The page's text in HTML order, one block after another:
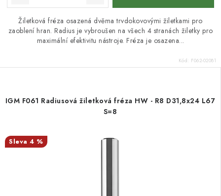
Žiletková fréza osazená dvěma trvdokovovými žiletkami pro
zaoblení hran. Radius je vybroušen na všech 4 stranách žiletky pro
maximální efektivitu nástroje. Fréza je osazena...
Kód: F062-02081
IGM F061 Radiusová žiletková fréza HW - R8 D31,8x24 L67
S=8
4 %